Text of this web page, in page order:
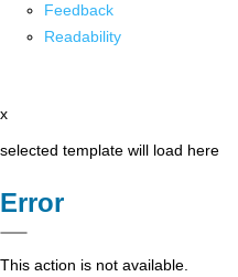
Feedback
Readability
x
selected template will load here
Error
This action is not available.